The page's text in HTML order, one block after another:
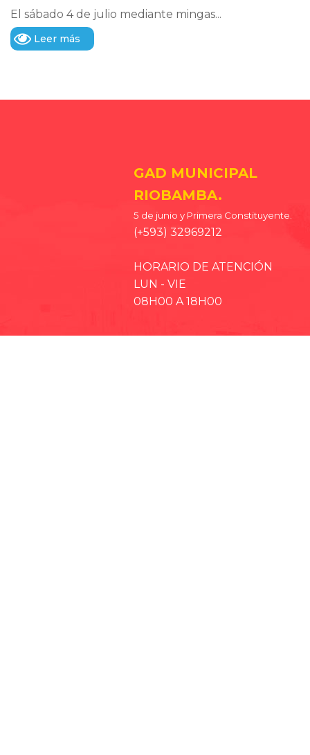
El sábado 4 de julio mediante mingas...
Leer más
GAD MUNICIPAL
RIOBAMBA.
5 de junio y Primera Constituyente.
(+593) 32969212
HORARIO DE ATENCIÓN
LUN - VIE
08H00 A 18H00